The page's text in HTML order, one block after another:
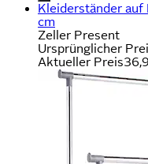
Kleiderständer auf
cm
Zeller Present
Ursprünglicher
Aktueller Preis